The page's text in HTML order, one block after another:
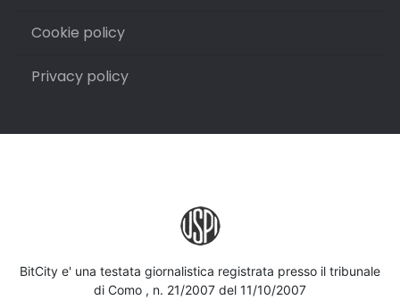
Cookie policy
Privacy policy
BitCity e' una testata giornalistica registrata presso il tribunale
di Como , n. 21/2007 del 11/10/2007